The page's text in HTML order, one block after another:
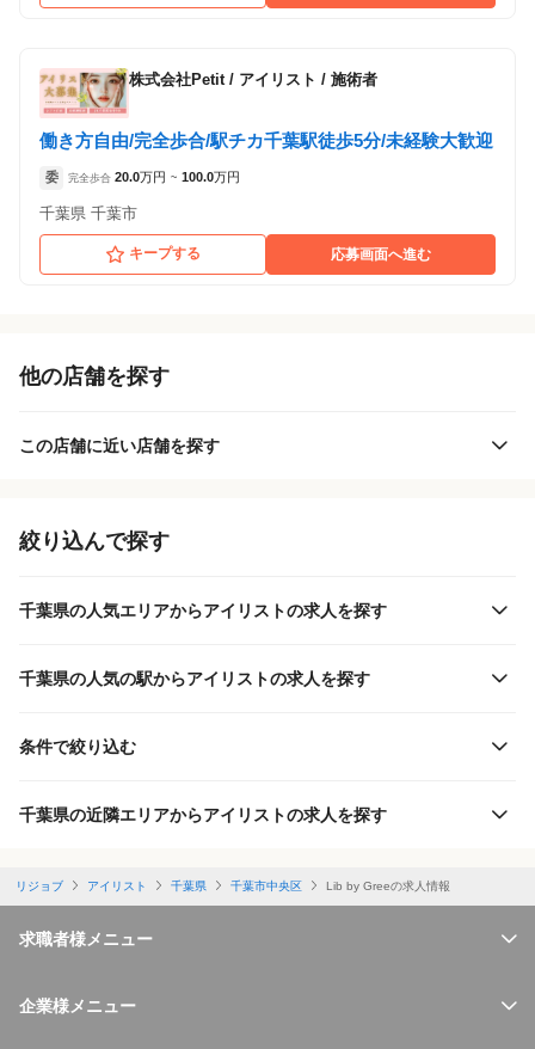
株式会社Petit/ アイリスト / 施術者
働き方自由/完全歩合/駅チカ千葉駅徒歩5分/未経験大歓迎
委 完全歩合 20.0万円 ~ 100.0万円
千葉県 千葉市
キープする 応募画面へ進む
他の店舗を探す
この店舗に近い店舗を探す
絞り込んで探す
千葉県の人気エリアからアイリストの求人を探す
千葉県の人気の駅からアイリストの求人を探す
条件で絞り込む
千葉県の近隣エリアからアイリストの求人を探す
リジョブ アイリスト 千葉県 千葉市中央区 Lib by Greeの求人情報
求職者様メニュー
企業様メニュー